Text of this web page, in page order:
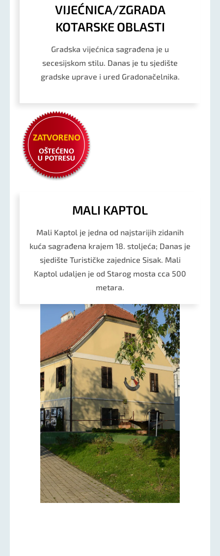
MALI KAPTOL
Mali Kaptol je jedna od najstarijih zidanih
kuća sagrađena krajem 18. stoljeća; Danas je
sjedište Turističke zajednice Sisak. Mali
Kaptol udaljen je od Starog mosta cca 500
metara.
VIJEĆNICA/ZGRADA
KOTARSKE OBLASTI
Gradska vijećnica sagrađena je u
secesijskom stilu. Danas je tu sjedište
gradske uprave i ured Gradonačelnika.